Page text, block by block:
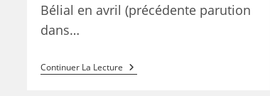
Bélial en avril (précédente parution
dans…
Continuer La Lecture